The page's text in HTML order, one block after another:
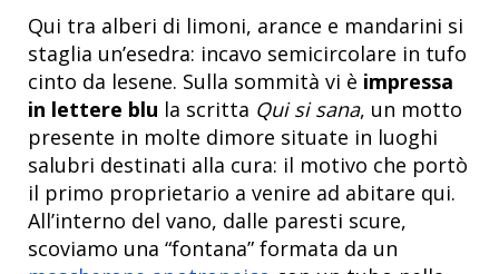
Qui tra alberi di limoni, arance e mandarini si
staglia un’esedra: incavo semicircolare in tufo
cinto da lesene. Sulla sommità vi è impressa
in lettere blu la scritta Qui si sana, un motto
presente in molte dimore situate in luoghi
salubri destinati alla cura: il motivo che portò
il primo proprietario a venire ad abitare qui.
All’interno del vano, dalle paresti scure,
scoviamo una “fontana” formata da un